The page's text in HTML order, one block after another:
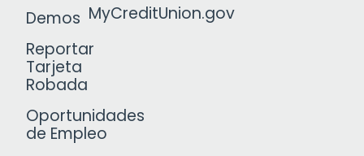
Demos
Reportar
Tarjeta
Robada
Oportunidades
de Empleo
MyCreditUnion.gov